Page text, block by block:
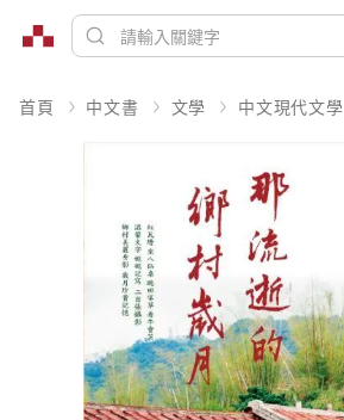
首頁 中文書 文學 中文現代文學